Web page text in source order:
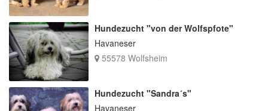
Hundezucht "von der Wolfspfote"
Havaneser
55578 Wolfsheim
Hundezucht "Sandra´s"
Havaneser